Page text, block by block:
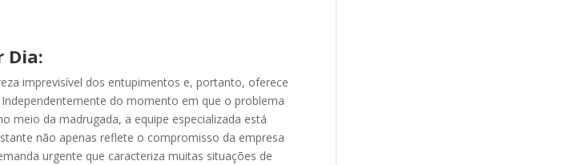
Dia:
imprevisível dos entupimentos e, portanto, oferece
do momento em que o problema
meio da madrugada, a equipe especializada está
não apenas reflete o compromisso da empresa
urgente que caracteriza muitas situações de